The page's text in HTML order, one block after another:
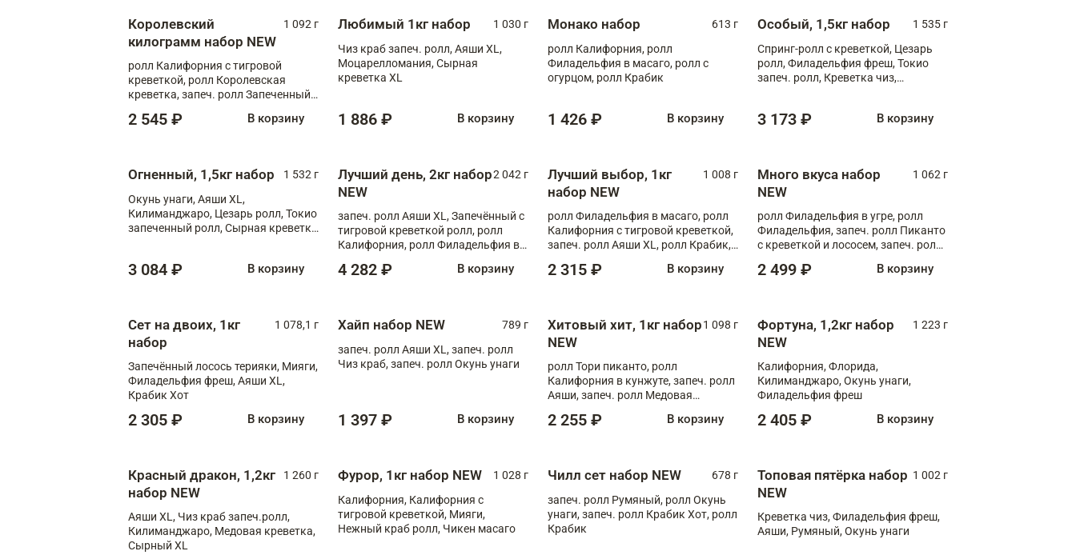
Королевский
килограмм набор NEW
1 092 г
ролл Калифорния с тигровой
креветкой, ролл Королевская
креветка, запеч. ролл Запеченный
XL, запеч. ролл Крабик Хот
2 545 ₽ В корзину
Любимый 1кг набор
1 030 г
Чиз краб запеч. ролл, Аяши XL,
Моцарелломания, Сырная
креветка XL
1 886 ₽ В корзину
Монако набор
613 г
ролл Калифорния, ролл
Филадельфия в масаго, ролл с
огурцом, ролл Крабик
1 426 ₽ В корзину
Особый, 1,5кг набор
1 535 г
Спринг-ролл с креветкой, Цезарь
ролл, Филадельфия фреш, Токио
запеч. ролл, Креветка чиз,
3 173 ₽ В корзину
Огненный, 1,5кг набор
1 532 г
Окунь унаги, Аяши XL,
Килиманджаро, Цезарь ролл, Токио
запеченный ролл, Сырная креветка
3 084 ₽ В корзину
Лучший день, 2кг набор
NEW
2 042 г
запеч. ролл Аяши XL, Запечённый с
тигровой креветкой ролл, ролл
Калифорния, ролл Филадельфия в
запеч. ролл Моцарелломания, ролл
4 282 ₽ В корзину
Лучший выбор, 1кг
набор NEW
1 008 г
ролл Филадельфия в масаго, ролл
Калифорния с тигровой креветкой,
запеч. ролл Аяши XL, ролл Крабик,
2 315 ₽ В корзину
Много вкуса набор
NEW
1 062 г
ролл Филадельфия в угре, ролл
Филадельфия, запеч. ролл Пиканто
с креветкой и лососем, запеч. ролл
2 499 ₽ В корзину
Сет на двоих, 1кг
набор
1 078,1 г
Запечённый лосось терияки, Мияги,
Филадельфия фреш, Аяши XL,
Крабик Хот
2 305 ₽ В корзину
Хайп набор NEW
789 г
запеч. ролл Аяши XL, запеч. ролл
Чиз краб, запеч. ролл Окунь унаги
1 397 ₽ В корзину
Хитовый хит, 1кг набор
NEW
1 098 г
ролл Тори пиканто, ролл
Калифорния в кунжуте, запеч. ролл
Аяши, запеч. ролл Медовая
чукой
2 255 ₽ В корзину
Фортуна, 1,2кг набор
NEW
1 223 г
Калифорния, Флорида,
Килиманджаро, Окунь унаги,
Филадельфия фреш
2 405 ₽ В корзину
Красный дракон, 1,2кг
набор NEW
1 260 г
Аяши XL, Чиз краб запеч.ролл,
Килиманджаро, Медовая креветка,
Сырный XL
Фурор, 1кг набор NEW
1 028 г
Калифорния, Калифорния с
тигровой креветкой, Мияги,
Нежный краб ролл, Чикен масаго
Чилл сет набор NEW
678 г
запеч. ролл Румяный, ролл Окунь
унаги, запеч. ролл Крабик Хот, ролл
Крабик
Топовая пятёрка набор
NEW
1 002 г
Креветка чиз, Филадельфия фреш,
Аяши, Румяный, Окунь унаги